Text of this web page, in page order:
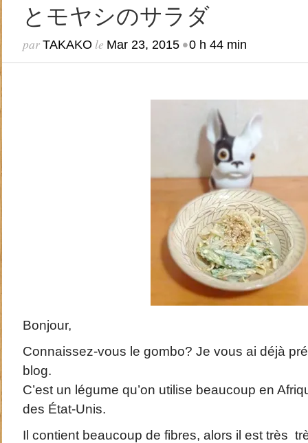
とモヤシのサラダ
par TAKAKO le Mar 23, 2015•0 h 44 min
Bonjour,
Connaissez-vous le gombo? Je vous ai déjà
blog.
C’est un légume qu’on utilise beaucoup en
des État-Unis.
Il contient beaucoup de fibres, alors il est très